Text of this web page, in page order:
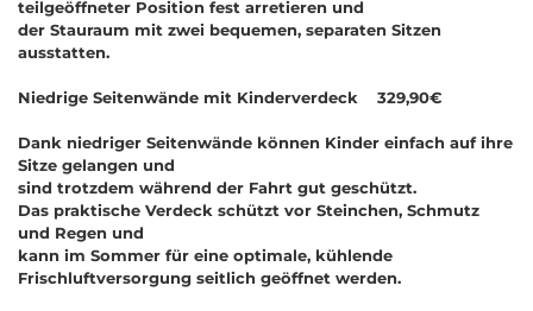
teilgeöffneter Position fest arretieren und
der Stauraum mit zwei bequemen, separaten Sitzen
ausstatten.
Niedrige Seitenwände mit Kinderverdeck 329,90€
Dank niedriger Seitenwände können Kinder einfach auf ihre
Sitze gelangen und
sind trotzdem während der Fahrt gut geschützt.
Das praktische Verdeck schützt vor Steinchen, Schmutz
und Regen und
kann im Sommer für eine optimale, kühlende
Frischluftversorgung seitlich geöffnet werden.